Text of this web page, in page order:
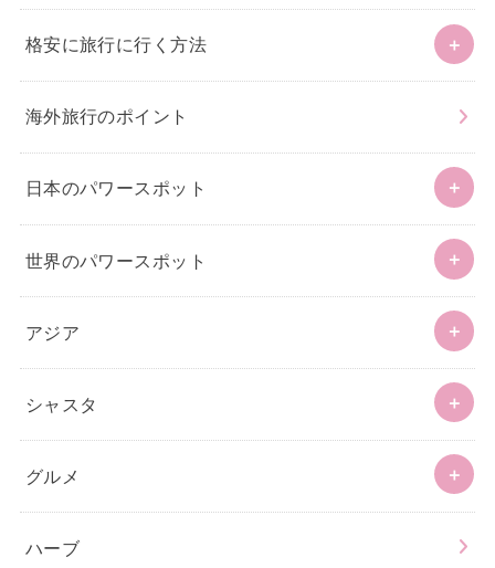
格安に旅行に行く方法
海外旅行のポイント
日本のパワースポット
世界のパワースポット
アジア
シャスタ
グルメ
ハーブ